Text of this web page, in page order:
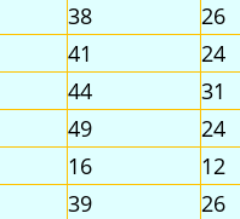
38 26
41 24
44 31
49 24
16 12
39 26